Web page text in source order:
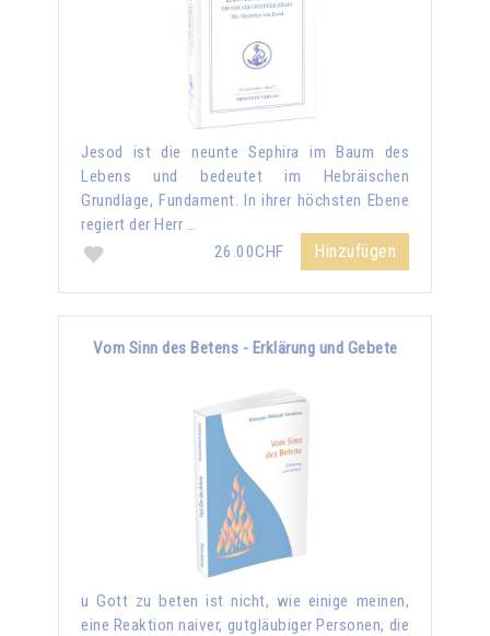
Jesod ist die neunte Sephira im Baum des
Lebens und bedeutet im Hebräischen
Grundlage, Fundament. In ihrer höchsten Ebene
regiert der Herr …
26.00CHF
Hinzufügen
Vom Sinn des Betens - Erklärung und Gebete
u Gott zu beten ist nicht, wie einige meinen,
eine Reaktion naiver, gutgläubiger Personen, die